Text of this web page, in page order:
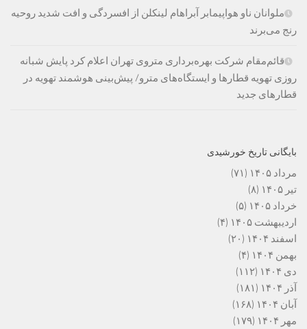
ملوانان ناو هواپیمابر آبراهام لینکلن از افسردگی و افت شدید روحیه
رنج می‌برند
قائم‌مقام شرکت بهره‌برداری متروی تهران اعلام کرد پایش شبانه
روزی تهویه قطارها و ایستگاه‌های مترو/ پیش‌بینی هوشمند تهویه در
قطارهای جدید
بایگانی تاریخ خورشیدی
مرداد ۱۴۰۵
(۷۱)
تیر ۱۴۰۵
(۸)
خرداد ۱۴۰۵
(۵)
اردیبهشت ۱۴۰۵
(۴)
اسفند ۱۴۰۴
(۲۰)
بهمن ۱۴۰۴
(۴)
دی ۱۴۰۴
(۱۱۲)
آذر ۱۴۰۴
(۱۸۱)
آبان ۱۴۰۴
(۱۶۸)
مهر ۱۴۰۴
(۱۷۹)